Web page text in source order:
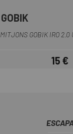
Blau Fosc
GOBIK
MITJONS GOBIK IRO 2.0
Preu
15 €